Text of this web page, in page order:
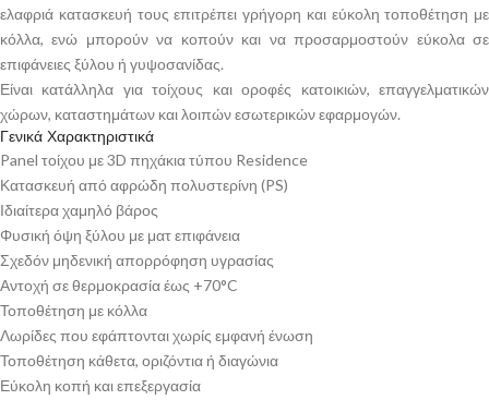
ελαφριά κατασκευή τους επιτρέπει γρήγορη και εύκολη τοποθέτηση με
κόλλα, ενώ μπορούν να κοπούν και να προσαρμοστούν εύκολα σε
επιφάνειες ξύλου ή γυψοσανίδας.
Είναι κατάλληλα για τοίχους και οροφές κατοικιών, επαγγελματικών
χώρων, καταστημάτων και λοιπών εσωτερικών εφαρμογών.
Γενικά Χαρακτηριστικά
Panel τοίχου με 3D πηχάκια τύπου Residence
Κατασκευή από αφρώδη πολυστερίνη (PS)
Ιδιαίτερα χαμηλό βάρος
Φυσική όψη ξύλου με ματ επιφάνεια
Σχεδόν μηδενική απορρόφηση υγρασίας
Αντοχή σε θερμοκρασία έως +70°C
Τοποθέτηση με κόλλα
Λωρίδες που εφάπτονται χωρίς εμφανή ένωση
Τοποθέτηση κάθετα, οριζόντια ή διαγώνια
Εύκολη κοπή και επεξεργασία